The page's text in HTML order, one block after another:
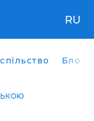
RU
Блоги